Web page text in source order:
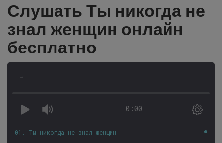
Слушать Ты никогда не
знал женщин онлайн
бесплатно
-
0:00
01. Ты никогда не знал женщин